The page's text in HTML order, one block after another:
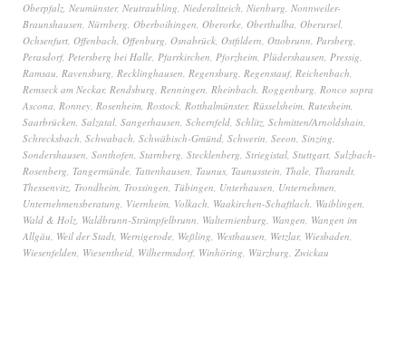
Oberpfalz, Neumünster, Neutraubling, Niederaltteich, Nienburg, Nonnweiler-
Braunshausen, Nürnberg, Oberboihingen, Oberorke, Oberthulba, Oberursel,
Ochsenfurt, Offenbach, Offenburg, Osnabrück, Ostfildern, Ottobrunn, Parsberg,
Perasdorf, Petersberg bei Halle, Pfarrkirchen, Pforzheim, Plüdershausen, Pressig,
Ramsau, Ravensburg, Recklinghausen, Regensburg, Regenstauf, Reichenbach,
Remseck am Neckar, Rendsburg, Renningen, Rheinbach, Roggenburg, Ronco sopra
Ascona, Ronney, Rosenheim, Rostock, Rotthalmünster, Rüsselsheim, Rutesheim,
Saarbrücken, Salzatal, Sangerhausen, Schernfeld, Schlitz, Schmitten/Arnoldshain,
Schrecksbach, Schwabach, Schwäbisch-Gmünd, Schwerin, Seeon, Sinzing,
Sondershausen, Sonthofen, Starnberg, Stecklenberg, Striegistal, Stuttgart, Sulzbach-
Rosenberg, Tangermünde, Tattenhausen, Taunus, Taunusstein, Thale, Tharandt,
Thessenvitz, Trondheim, Trossingen, Tübingen, Unterhausen, Unternehmen,
Unternehmensberatung, Viernheim, Volkach, Waakirchen-Schaftlach, Waiblingen,
Wald & Holz, Waldbrunn-Strümpfelbrunn, Walternienburg, Wangen, Wangen im
Allgäu, Weil der Stadt, Wernigerode, Weßling, Westhausen, Wetzlar, Wiesbaden,
Wiesenfelden, Wiesentheid, Wilhermsdorf, Winhöring, Würzburg, Zwickau